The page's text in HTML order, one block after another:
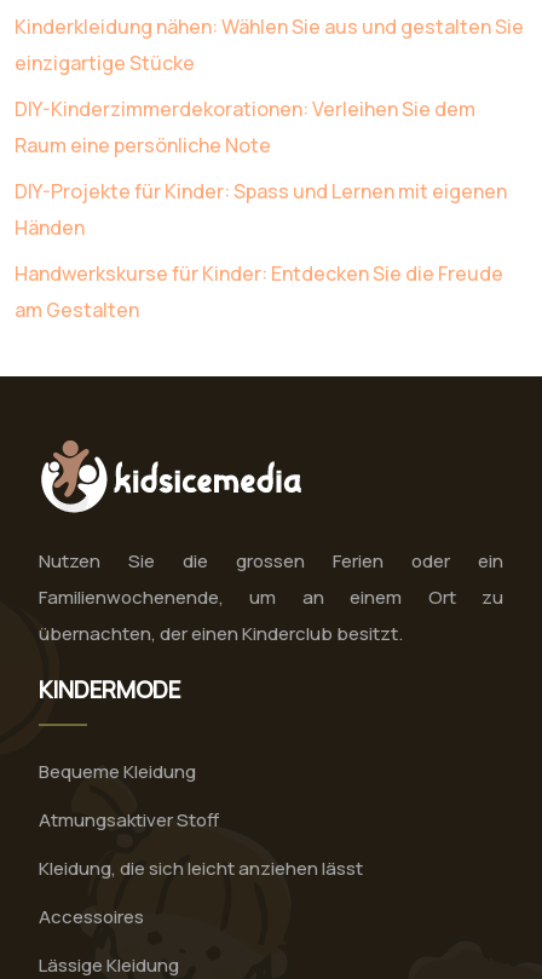
Kinderkleidung nähen: Wählen Sie aus und gestalten Sie
einzigartige Stücke
DIY-Kinderzimmerdekorationen: Verleihen Sie dem
Raum eine persönliche Note
DIY-Projekte für Kinder: Spass und Lernen mit eigenen
Händen
Handwerkskurse für Kinder: Entdecken Sie die Freude
am Gestalten
Nutzen Sie die grossen Ferien oder ein
Familienwochenende, um an einem Ort zu
übernachten, der einen Kinderclub besitzt.
KINDERMODE
Bequeme Kleidung
Atmungsaktiver Stoff
Kleidung, die sich leicht anziehen lässt
Accessoires
Lässige Kleidung